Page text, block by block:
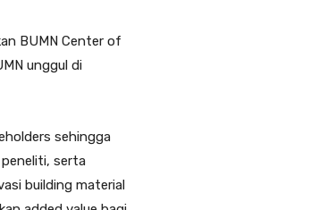
BUMN Center of
unggul di
sehingga
serta
building material